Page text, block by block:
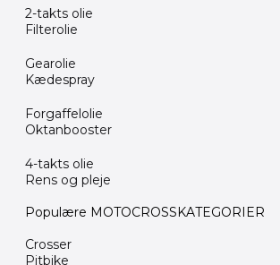
2-takts olie
Filterolie
Gearolie
Kædespray
Forgaffelolie
Oktanbooster
4-takts olie
Rens og pleje
Populære MOTOCROSSKATEGORIER
Crosser
Pitbike